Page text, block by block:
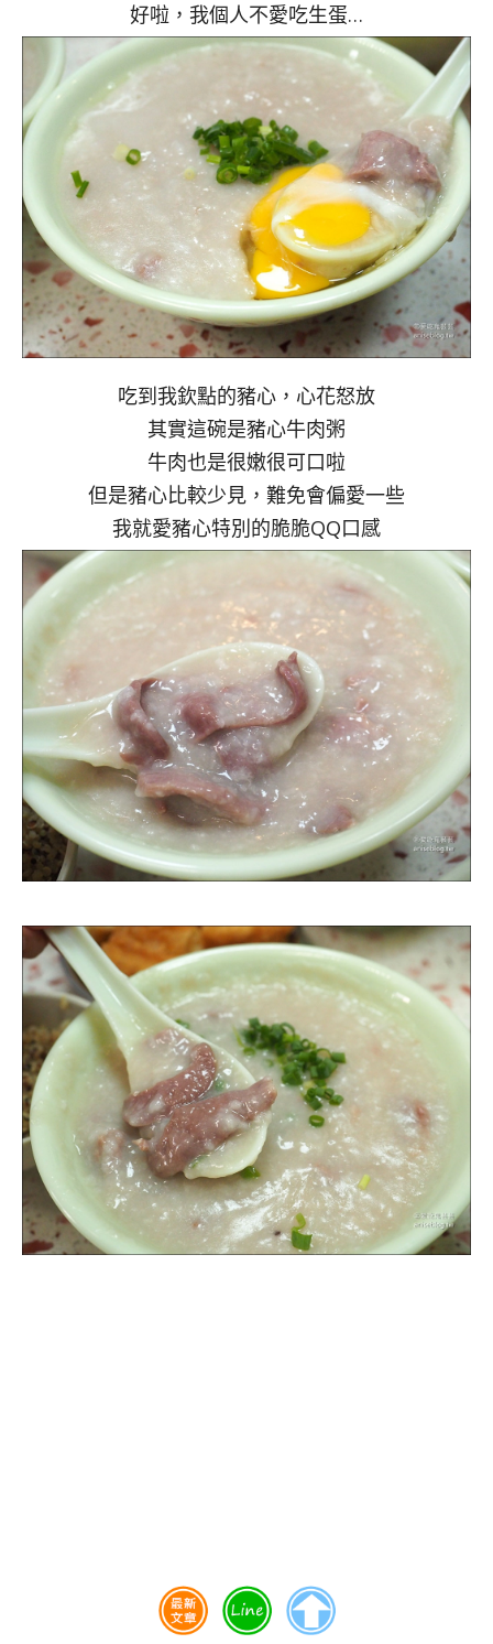
好啦，我個人不愛吃生蛋…
吃到我欽點的豬心，心花怒放
其實這碗是豬心牛肉粥
牛肉也是很嫩很可口啦
但是豬心比較少見，難免會偏愛一些
我就愛豬心特別的脆脆QQ口感